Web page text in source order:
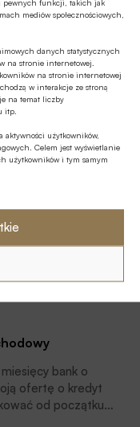
mediów społecznościowych,
danych statystycznych
na stronie internetowej.
na stronie internetowej
w interakcje ze stroną
na temat liczby
itp.
aktywności użytkowników,
Celem jest wyświetlanie
użytkowników i tym samym
aut w
Polski Związek
trzeci kwartał
Rynek ten urósł
przez PZWLP.
bank o
ofertę o kredyt
od początku